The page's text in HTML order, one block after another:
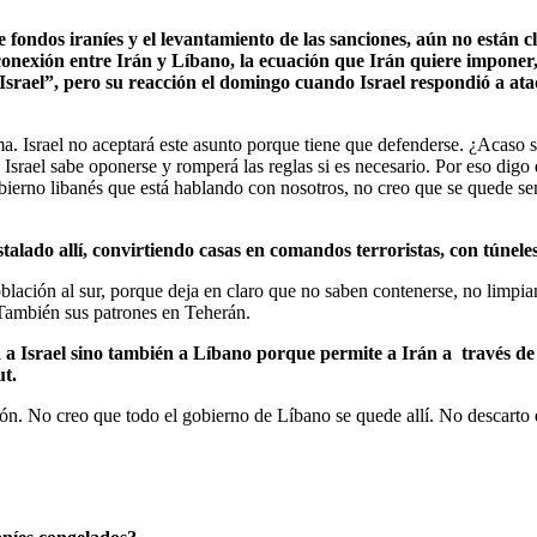
iraníes y el levantamiento de las sanciones, aún no están
entre Irán y Líbano, la ecuación que Irán quiere
pero su reacción el domingo cuando Israel respondió a
no aceptará este asunto porque tiene que defenderse.
sabe oponerse y romperá las reglas si es necesario. Por eso
libanés que está hablando con nosotros, no creo que se quede
allí, convirtiendo casas en comandos terroristas, con
al sur, porque deja en claro que no saben contenerse, no
sus patrones en Teherán.
Israel sino también a Líbano porque permite a Irán a través
No creo que todo el gobierno de Líbano se quede allí. No